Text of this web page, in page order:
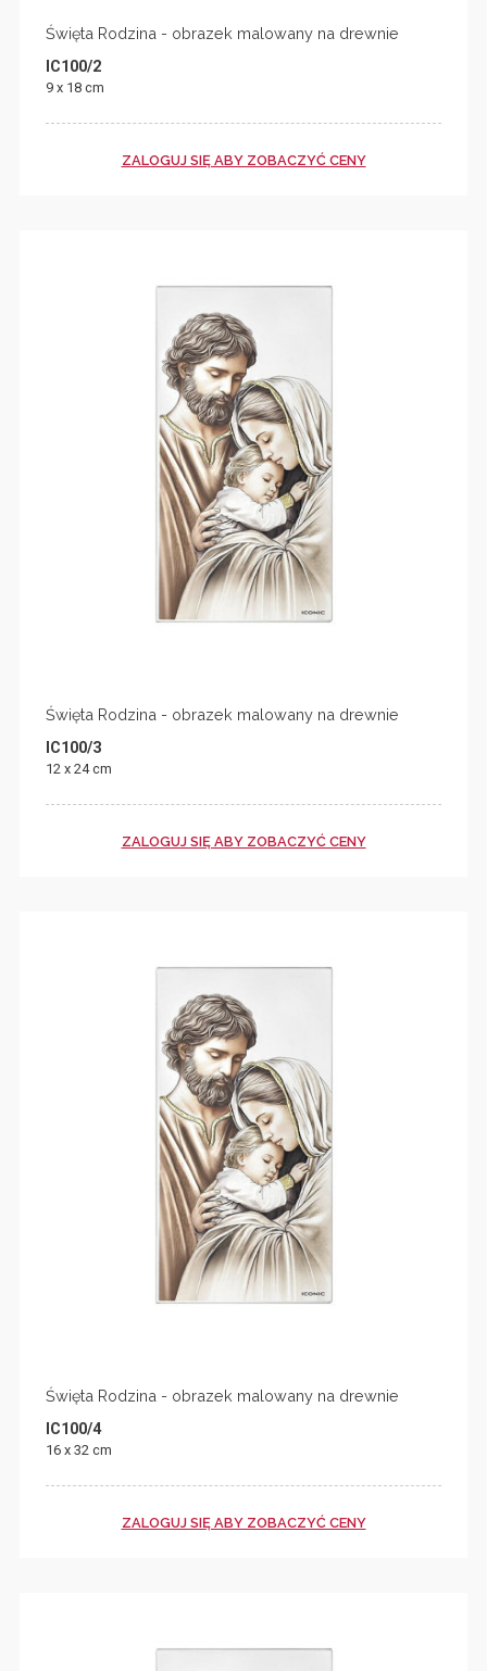
Święta Rodzina - obrazek malowany na drewnie
IC100/2
9 x 18 cm
ZALOGUJ SIĘ ABY ZOBACZYĆ CENY
Święta Rodzina - obrazek malowany na drewnie
IC100/3
12 x 24 cm
ZALOGUJ SIĘ ABY ZOBACZYĆ CENY
Święta Rodzina - obrazek malowany na drewnie
IC100/4
16 x 32 cm
ZALOGUJ SIĘ ABY ZOBACZYĆ CENY